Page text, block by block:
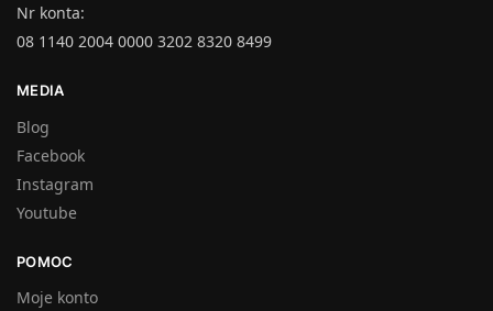
Nr konta:
08 1140 2004 0000 3202 8320 8499
MEDIA
Blog
Facebook
Instagram
Youtube
POMOC
Moje konto